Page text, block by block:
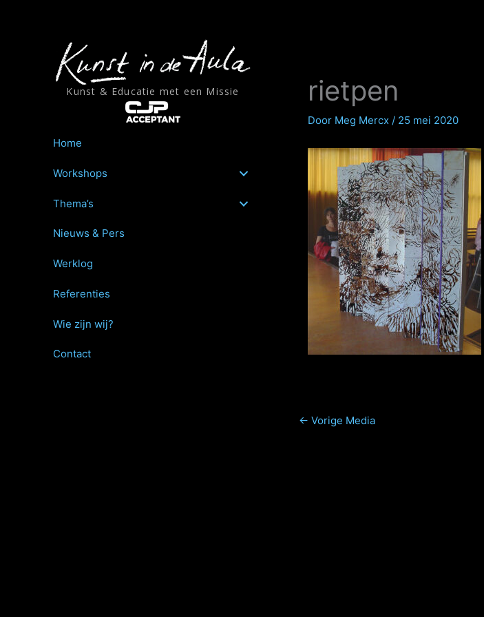
Kunst & Educatie met een Missie
Home
Workshops
Thema’s
Nieuws & Pers
Werklog
Referenties
Wie zijn wij?
Contact
rietpen
Door Meg Mercx / 25 mei 2020
← Vorige Media